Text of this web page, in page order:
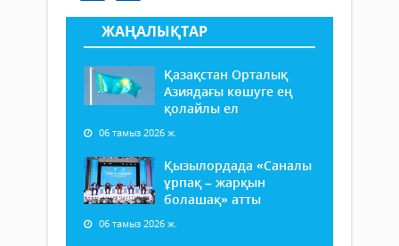
ЖАҢАЛЫҚТАР
Қазақстан Орталық
Азиядағы көшуге ең
қолайлы ел
06 тамыз 2026 ж.
Қызылордада «Саналы
ұрпақ – жарқын
болашақ» атты
06 тамыз 2026 ж.